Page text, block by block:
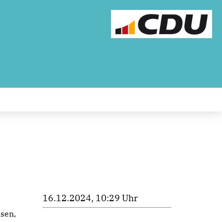
16.12.2024, 10:29 Uhr